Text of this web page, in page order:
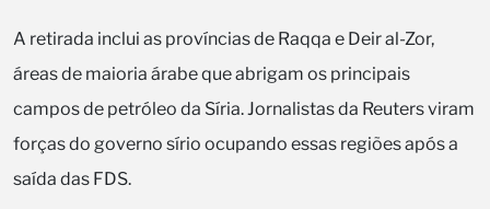
A retirada inclui as províncias de Raqqa e Deir al-Zor,
áreas de maioria árabe que abrigam os principais
campos de petróleo da Síria. Jornalistas da Reuters viram
forças do governo sírio ocupando essas regiões após a
saída das FDS.